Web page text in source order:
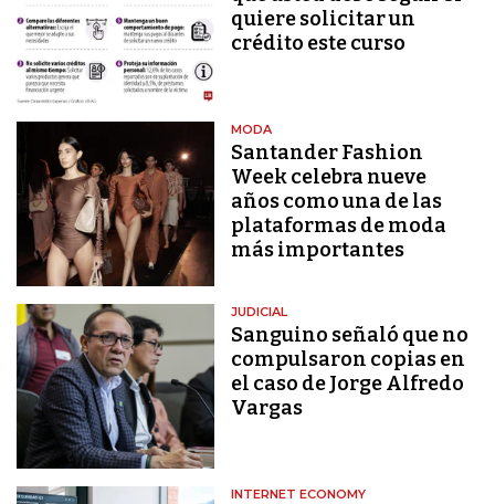
quiere solicitar un
crédito este curso
MODA
Santander Fashion
Week celebra nueve
años como una de las
plataformas de moda
más importantes
JUDICIAL
Sanguino señaló que no
compulsaron copias en
el caso de Jorge Alfredo
Vargas
INTERNET ECONOMY